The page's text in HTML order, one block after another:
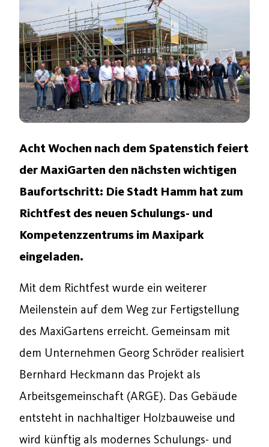
Acht Wochen nach dem Spatenstich feiert
der MaxiGarten den nächsten wichtigen
Baufortschritt: Die Stadt Hamm hat zum
Richtfest des neuen Schulungs- und
Kompetenzzentrums im Maxipark
eingeladen.
Mit dem Richtfest wurde ein weiterer
Meilenstein auf dem Weg zur Fertigstellung
des MaxiGartens erreicht. Gemeinsam mit
dem Unternehmen Georg Schröder realisiert
Bernhard Heckmann das Projekt als
Arbeitsgemeinschaft (ARGE). Das Gebäude
entsteht in nachhaltiger Holzbauweise und
wird künftig als modernes Schulungs- und